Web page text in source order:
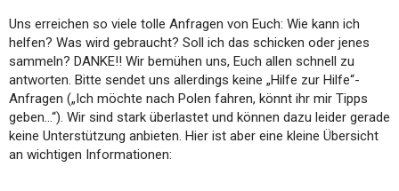
Uns erreichen so viele tolle Anfragen von Euch: Wie kann ich
helfen? Was wird gebraucht? Soll ich das schicken oder jenes
sammeln? DANKE!! Wir bemühen uns, Euch allen schnell zu
antworten. Bitte sendet uns allerdings keine „Hilfe zur Hilfe“-
Anfragen („Ich möchte nach Polen fahren, könnt ihr mir Tipps
geben…“). Wir sind stark überlastet und können dazu leider gerade
keine Unterstützung anbieten. Hier ist aber eine kleine Übersicht
an wichtigen Informationen: